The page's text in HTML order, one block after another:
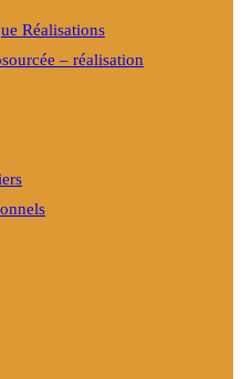
Réalisations
– réalisation